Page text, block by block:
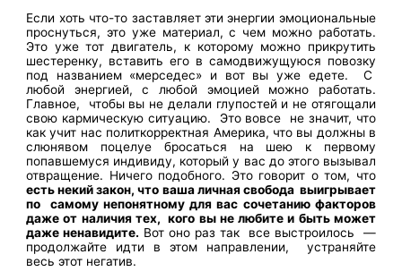
Если хоть что-то заставляет эти энергии эмоциональные
проснуться, это уже материал, с чем можно работать.
Это уже тот двигатель, к которому можно прикрутить
шестеренку, вставить его в самодвижущуюся повозку
под названием «мерседес» и вот вы уже едете. С
любой энергией, с любой эмоцией можно работать.
Главное, чтобы вы не делали глупостей и не отягощали
свою кармическую ситуацию. Это вовсе не значит, что
как учит нас политкорректная Америка, что вы должны в
слюнявом поцелуе бросаться на шею к первому
попавшемуся индивиду, который у вас до этого вызывал
отвращение. Ничего подобного. Это говорит о том, что
есть некий закон, что ваша личная свобода выигрывает
по самому непонятному для вас сочетанию факторов
даже от наличия тех, кого вы не любите и быть может
даже ненавидите. Вот оно раз так все выстроилось —
продолжайте идти в этом направлении, устраняйте
весь этот негатив.